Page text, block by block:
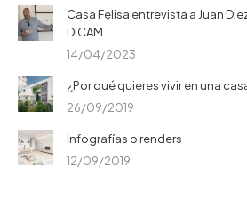
Casa Felisa entrevista a Juan
DICAM
14/04/2023
¿Por qué quieres vivir en una
26/09/2019
Infografías o renders
12/09/2019